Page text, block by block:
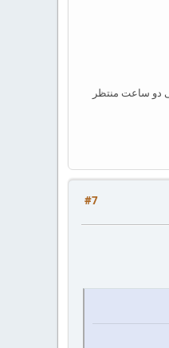
دو ساعت منتظر
#7